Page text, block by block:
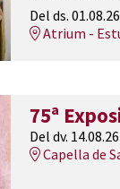
Del ds. 01.08.26
Atrium -
75ª
Del dv. 14.08.26
Capella de